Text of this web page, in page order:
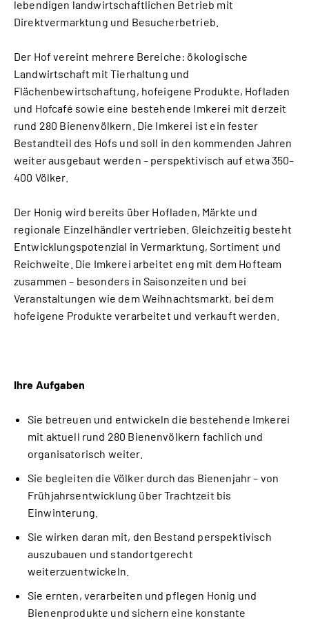
lebendigen landwirtschaftlichen Betrieb mit
Direktvermarktung und Besucherbetrieb.
Der Hof vereint mehrere Bereiche: ökologische
Landwirtschaft mit Tierhaltung und
Flächenbewirtschaftung, hofeigene Produkte, Hofladen
und Hofcafé sowie eine bestehende Imkerei mit derzeit
rund 280 Bienenvölkern. Die Imkerei ist ein fester
Bestandteil des Hofs und soll in den kommenden Jahren
weiter ausgebaut werden – perspektivisch auf etwa 350–
400 Völker.
Der Honig wird bereits über Hofladen, Märkte und
regionale Einzelhändler vertrieben. Gleichzeitig besteht
Entwicklungspotenzial in Vermarktung, Sortiment und
Reichweite. Die Imkerei arbeitet eng mit dem Hofteam
zusammen – besonders in Saisonzeiten und bei
Veranstaltungen wie dem Weihnachtsmarkt, bei dem
hofeigene Produkte verarbeitet und verkauft werden.
Ihre Aufgaben
Sie betreuen und entwickeln die bestehende Imkerei
mit aktuell rund 280 Bienenvölkern fachlich und
organisatorisch weiter.
Sie begleiten die Völker durch das Bienenjahr – von
Frühjahrsentwicklung über Trachtzeit bis
Einwinterung.
Sie wirken daran mit, den Bestand perspektivisch
auszubauen und standortgerecht
weiterzuentwickeln.
Sie ernten, verarbeiten und pflegen Honig und
Bienenprodukte und sichern eine konstante